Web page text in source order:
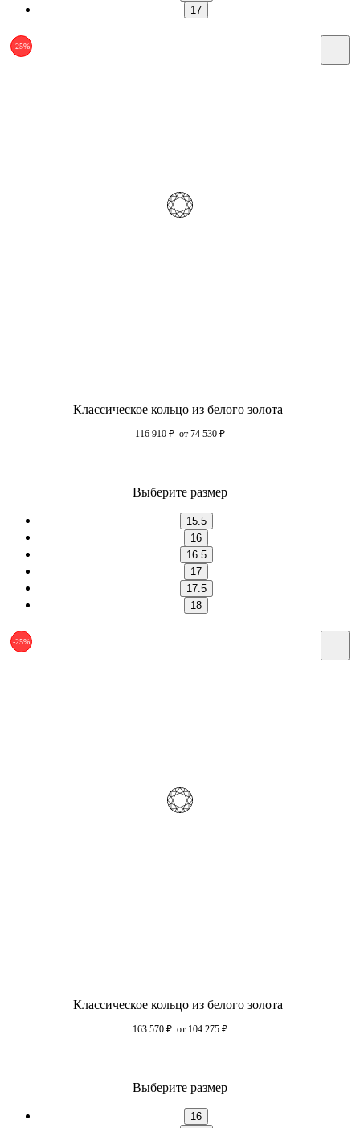
17
-25%
Классическое кольцо из белого золота
116 910 ₽ от 74 530 ₽
Выберите размер
15.5
16
16.5
17
17.5
18
-25%
Классическое кольцо из белого золота
163 570 ₽ от 104 275 ₽
Выберите размер
16